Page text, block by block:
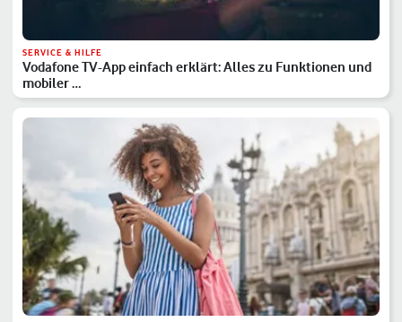
SERVICE & HILFE
Vodafone TV-App einfach erklärt: Alles zu Funktionen und
mobiler …